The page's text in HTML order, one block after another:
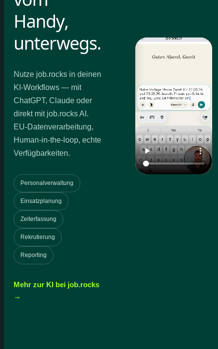
Handy,
unterwegs.
Nutze job.rocks in deinen
KI-Workflows — mit
ChatGPT, Claude oder
direkt mit job.rocks AI.
EU-Datenverarbeitung,
Human-in-the-loop, echte
Verfügbarkeiten.
Personalverwaltung
Einsatzplanung
Zeiterfassung
Rekrutierung
Reporting
Mehr zur KI bei job.rocks
→